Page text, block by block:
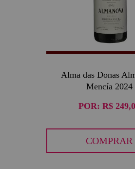
Alma das Donas
Mencía 2024
POR: R$
COMPRAR